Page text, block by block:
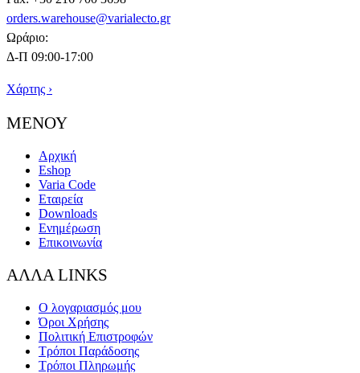
orders.warehouse@varialecto.gr
Ωράριο:
Δ-Π 09:00-17:00
Χάρτης ›
ΜΕΝΟΥ
Αρχική
Eshop
Varia Code
Εταιρεία
Downloads
Ενημέρωση
Επικοινωνία
ΑΛΛΑ LINKS
Ο λογαριασμός μου
Όροι Χρήσης
Πολιτική Επιστροφών
Τρόποι Παράδοσης
Τρόποι Πληρωμής